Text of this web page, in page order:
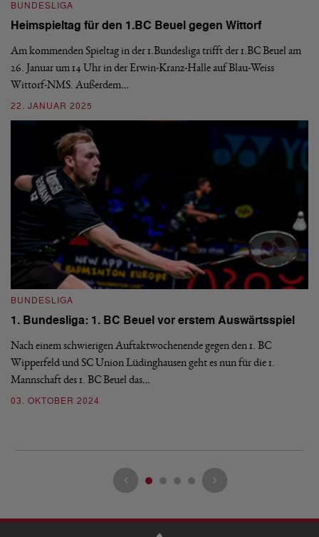
BUNDESLIGA
Heimspieltag für den 1.BC Beuel gegen Wittorf
Am kommenden Spieltag in der 1.Bundesliga trifft der 1.BC Beuel am
26. Januar um 14 Uhr in der Erwin-Kranz-Halle auf Blau-Weiss
Wittorf-NMS. Außerdem…
22. JANUAR 2025
BUNDESLIGA
1. Bundesliga: 1. BC Beuel vor erstem Auswärtsspiel
Nach einem schwierigen Auftaktwochenende gegen den 1. BC
Wipperfeld und SC Union Lüdinghausen geht es nun für die 1.
Mannschaft des 1. BC Beuel das…
03. OKTOBER 2024